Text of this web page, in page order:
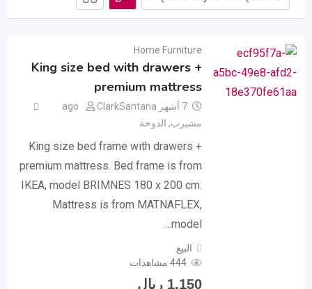
Home Furniture
King size bed with drawers +
premium mattress
7 أشهر ago
ClarkSantana
مشيرب, الدوحة
King size bed frame with drawers +
premium mattress. Bed frame is from
IKEA, model BRIMNES 180 x 200 cm.
Mattress is from MATNAFLEX,
model…
البيع
444 مشاهدات
1,150 ريال